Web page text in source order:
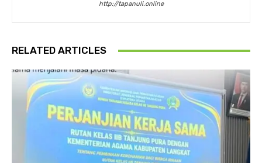
http://tapanuli.online
RELATED ARTICLES